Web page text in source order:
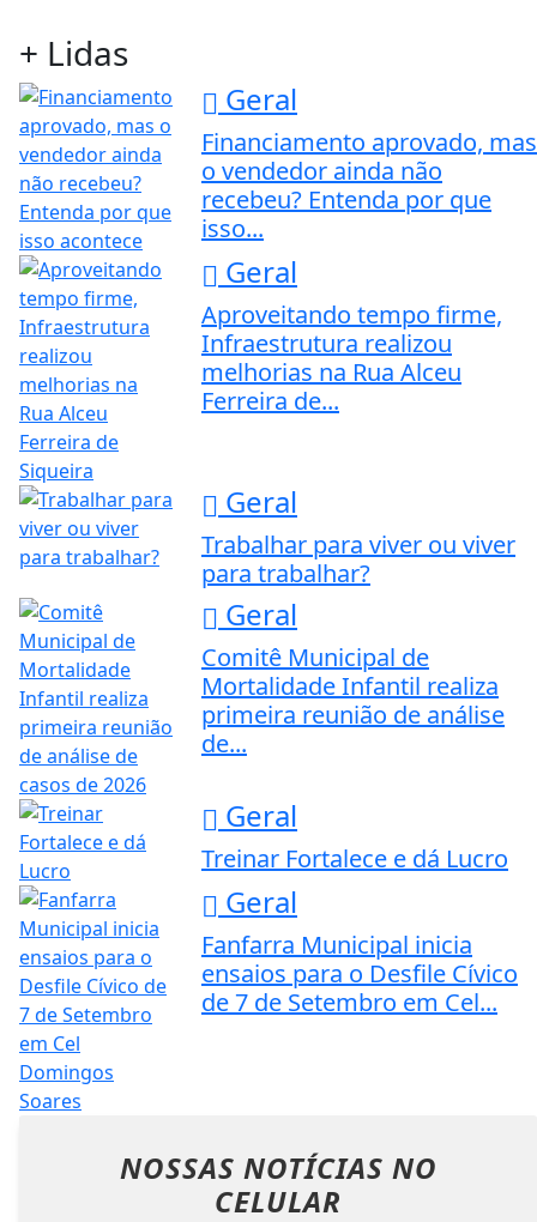
+ Lidas
Geral
Financiamento aprovado, mas
o vendedor ainda não
recebeu? Entenda por que
isso...
Geral
Aproveitando tempo firme,
Infraestrutura realizou
melhorias na Rua Alceu
Ferreira de...
Geral
Trabalhar para viver ou viver
para trabalhar?
Geral
Comitê Municipal de
Mortalidade Infantil realiza
primeira reunião de análise
de...
Geral
Treinar Fortalece e dá Lucro
Geral
Fanfarra Municipal inicia
ensaios para o Desfile Cívico
de 7 de Setembro em Cel...
NOSSAS NOTÍCIAS NO
CELULAR